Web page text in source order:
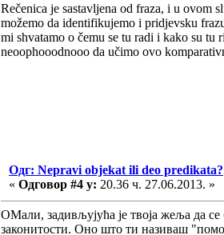
Rečenica je sastavljena od fraza, i u ovom
možemo da identifikujemo i pridjevsku
mi shvatamo o čemu se tu radi i kako su
neoophooodnooo da učimo ovo
Одг: Nepravi objekat ili deo predikata?
« Одговор #4 у: 20.36 ч. 27.06.2013. »
ОМали, задивљујућа је твоја жеља да
законитости. Оно што ти називаш